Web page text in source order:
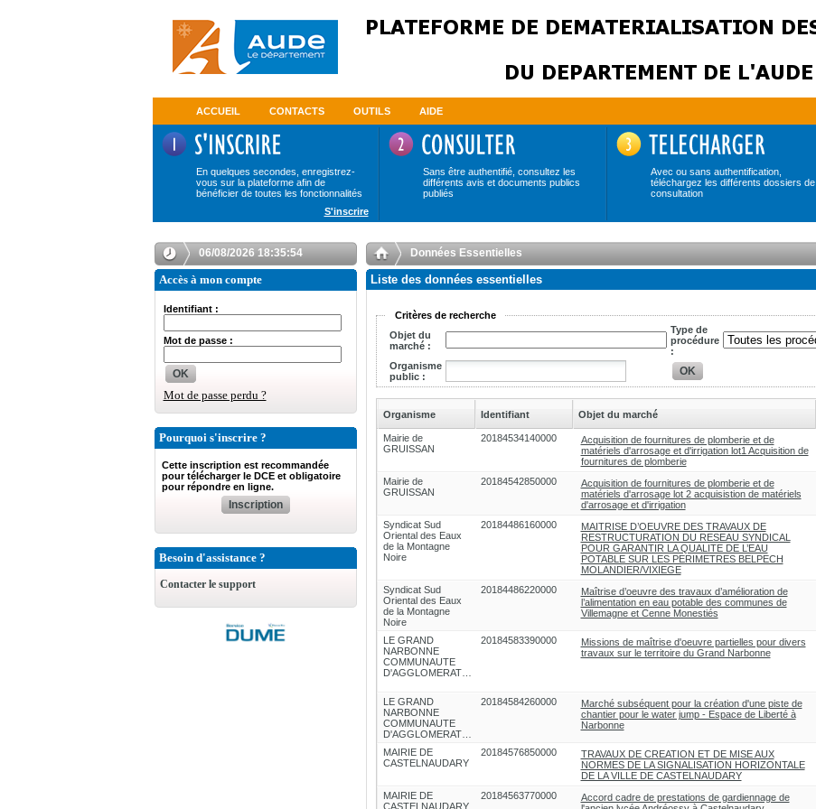
ACCUEIL CONTACTS OUTILS AIDE
En quelques secondes, enregistrez-
vous sur la plateforme afin de
bénéficier de toutes les fonctionnalités
Sans être authentifié, consultez les
différents avis et documents publics
publiés
Avec ou sans authentification,
téléchargez les différents dossiers de
consultation
S'inscrire
06/08/2026 18:35:54
Accès à mon compte
Identifiant :
Mot de passe :
OK
Mot de passe perdu ?
Pourquoi s'inscrire ?
Cette inscription est recommandée
pour télécharger le DCE et obligatoire
pour répondre en ligne.
Inscription
Besoin d'assistance ?
Contacter le support
Données Essentielles
Liste des données essentielles
Critères de recherche
Objet du
marché :
Type de
procédure
:
Organisme
public :
OK
Organisme Identifiant Objet du marché
Mairie de
GRUISSAN
20184534140000
Acquisition de fournitures de plomberie et de
matériels d'arrosage et d'irrigation lot1 Acquisition de
fournitures de plomberie
Mairie de
GRUISSAN
20184542850000
Acquisition de fournitures de plomberie et de
matériels d'arrosage lot 2 acquisistion de matériels
d'arrosage et d'irrigation
Syndicat Sud
Oriental des Eaux
de la Montagne
Noire
20184486160000
MAITRISE D’OEUVRE DES TRAVAUX DE
RESTRUCTURATION DU RESEAU SYNDICAL
POUR GARANTIR LA QUALITE DE L’EAU
POTABLE SUR LES PERIMETRES BELPECH
MOLANDIER/VIXIEGE
Syndicat Sud
Oriental des Eaux
de la Montagne
Noire
20184486220000
Maîtrise d’oeuvre des travaux d’amélioration de
l’alimentation en eau potable des communes de
Villemagne et Cenne Monestiés
LE GRAND
NARBONNE
COMMUNAUTE
D'AGGLOMERATION
20184583390000
Missions de maîtrise d'oeuvre partielles pour divers
travaux sur le territoire du Grand Narbonne
LE GRAND
NARBONNE
COMMUNAUTE
D'AGGLOMERATION
20184584260000
Marché subséquent pour la création d'une piste de
chantier pour le water jump - Espace de Liberté à
Narbonne
MAIRIE DE
CASTELNAUDARY
20184576850000
TRAVAUX DE CREATION ET DE MISE AUX
NORMES DE LA SIGNALISATION HORIZONTALE
DE LA VILLE DE CASTELNAUDARY
MAIRIE DE
CASTELNAUDARY
20184563770000
Accord cadre de prestations de gardiennage de